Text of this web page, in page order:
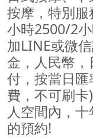
按摩，特別
小時2500/2
加LINE或微
金，人民幣
付，按當日
費，不可刷
人空間內，
的預約!